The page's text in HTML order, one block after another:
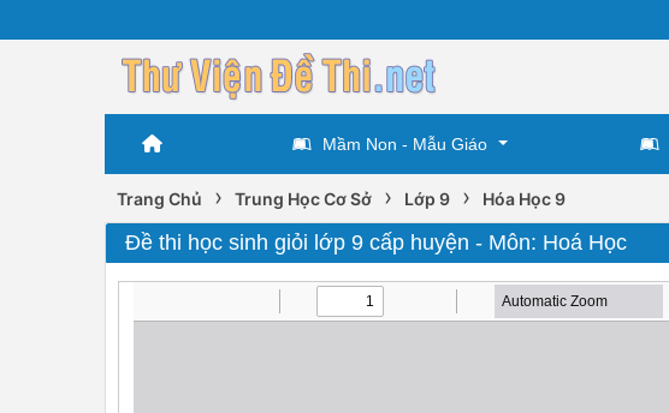
Mầm Non - Mẫu Giáo
Trang Chủ › Trung Học Cơ Sở › Lớp 9 › Hóa Học 9
Đề thi học sinh giỏi lớp 9 cấp huyện - Môn: Hoá Học